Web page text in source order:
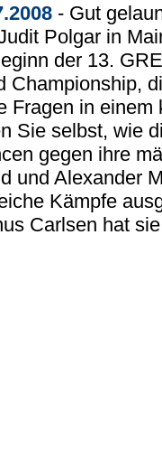
- Gut
Polgar in
der 13.
Championship,
Fragen in
Sie selbst, wie
gegen ihre
und Alexander
Kämpfe
Carlsen hat